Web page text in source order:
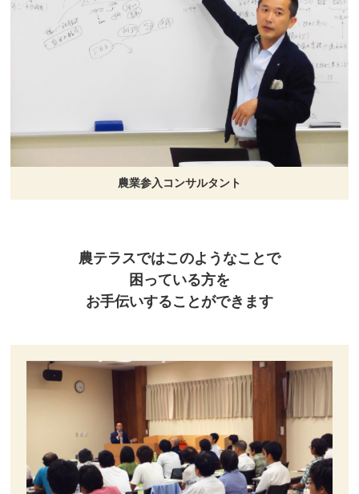
農業参入コンサルタント
農テラスではこのようなことで
困っている方を
お手伝いすることができます